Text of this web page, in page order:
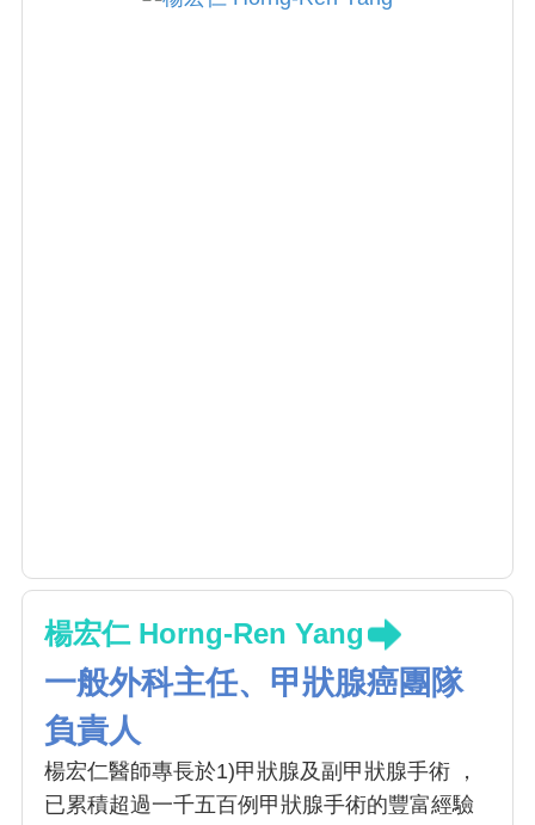
官移植中心，鄭院長扮演功不可滅的創基角色
楊宏仁 Horng-Ren Yang
一般外科主任、甲狀腺癌團隊
負責人
楊宏仁醫師專長於1)甲狀腺及副甲狀腺手術 ，
已累積超過一千五百例甲狀腺手術的豐富經驗